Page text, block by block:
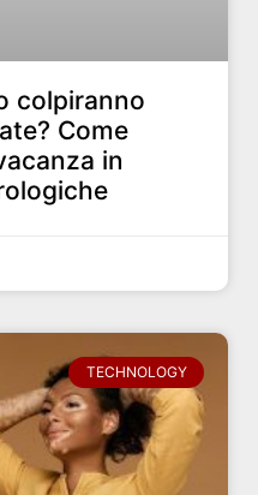
colpiranno
Come
in
TECHNOLOGY